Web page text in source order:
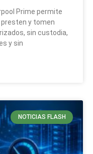
Prime permite
y tomen
sin custodia,
y sin
NOTICIAS FLASH